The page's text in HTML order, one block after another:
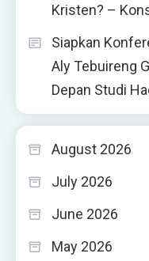
Kristen? –
Siapkan
Aly Tebuireng
Depan Studi
August 2026
July 2026
June 2026
May 2026